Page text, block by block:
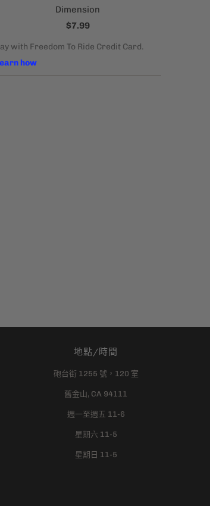
Dimension
$7.99
地點/時間
砲台街 1255 號，120 室
舊金山, CA 94111
週一至週五 11-6
星期六 11-5
星期日 11-5